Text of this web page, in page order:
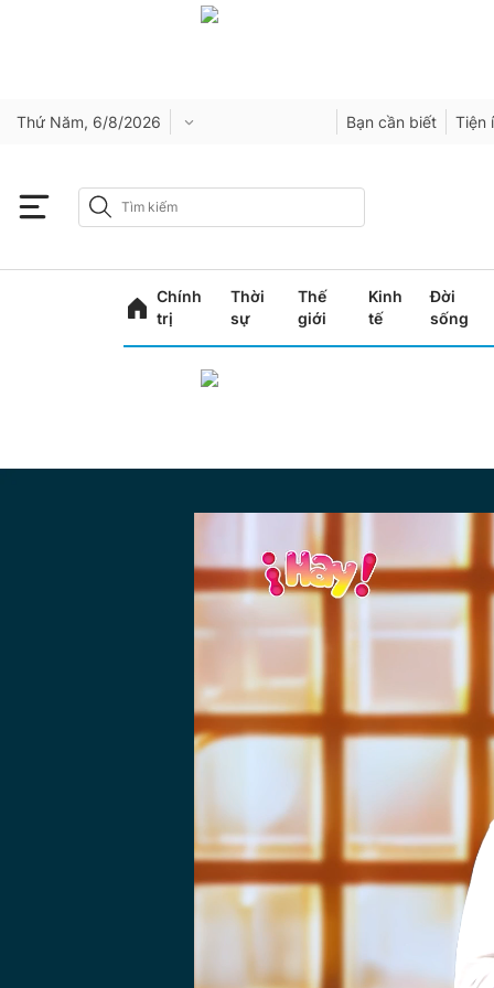
Thứ Năm, 6/8/2026 Bạn cần biết Tiện
Chính
trị
Thời
sự
Thế
giới
Kinh
tế
Đời
sống